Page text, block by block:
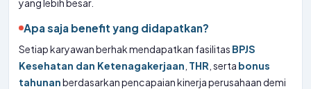
yang lebih besar.
Apa saja benefit yang didapatkan?
Setiap karyawan berhak mendapatkan fasilitas BPJS
Kesehatan dan Ketenagakerjaan THR , serta bonus
tahunanberdasarkan pencapaian kinerja perusahaan demi